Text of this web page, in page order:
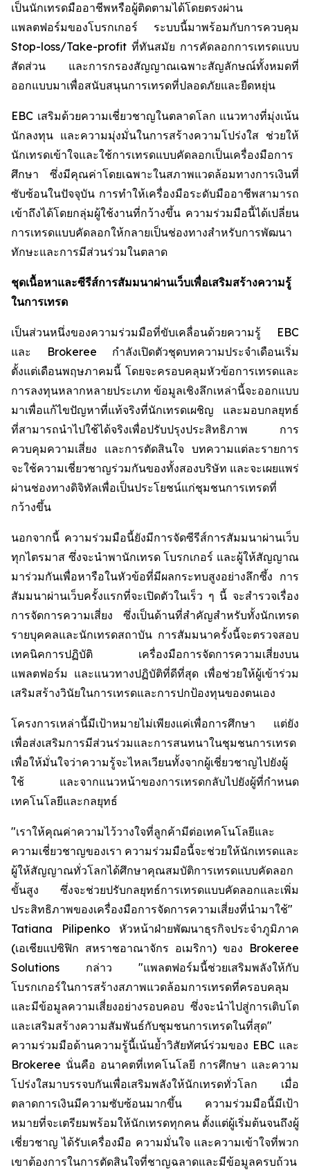
เป็นนักเทรดมืออาชีพหรือผู้ติดตามได้โดยตรงผ่าน
แพลตฟอร์มของโบรกเกอร์ ระบบนี้มาพร้อมกับการควบคุม
Stop-loss/Take-profit ที่ทันสมัย การคัดลอกการเทรดแบบ
สัดส่วน และการกรองสัญญาณเฉพาะสัญลักษณ์ทั้งหมดที่
ออกแบบมาเพื่อสนับสนุนการเทรดที่ปลอดภัยและยืดหยุ่น
EBC เสริมด้วยความเชี่ยวชาญในตลาดโลก แนวทางที่มุ่งเน้น
นักลงทุน และความมุ่งมั่นในการสร้างความโปร่งใส ช่วยให้
นักเทรดเข้าใจและใช้การเทรดแบบคัดลอกเป็นเครื่องมือการ
ศึกษา ซึ่งมีคุณค่าโดยเฉพาะในสภาพแวดล้อมทางการเงินที่
ซับซ้อนในปัจจุบัน การทำให้เครื่องมือระดับมืออาชีพสามารถ
เข้าถึงได้โดยกลุ่มผู้ใช้งานที่กว้างขึ้น ความร่วมมือนี้ได้เปลี่ยน
การเทรดแบบคัดลอกให้กลายเป็นช่องทางสำหรับการพัฒนา
ทักษะและการมีส่วนร่วมในตลาด
ชุดเนื้อหาและซีรีส์การสัมมนาผ่านเว็บเพื่อเสริมสร้างความรู้
ในการเทรด
เป็นส่วนหนึ่งของความร่วมมือที่ขับเคลื่อนด้วยความรู้ EBC
และ Brokeree กำลังเปิดตัวชุดบทความประจำเดือนเริ่ม
ตั้งแต่เดือนพฤษภาคมนี้ โดยจะครอบคลุมหัวข้อการเทรดและ
การลงทุนหลากหลายประเภท ข้อมูลเชิงลึกเหล่านี้จะออกแบบ
มาเพื่อแก้ไขปัญหาที่แท้จริงที่นักเทรดเผชิญ และมอบกลยุทธ์
ที่สามารถนำไปใช้ได้จริงเพื่อปรับปรุงประสิทธิภาพ การ
ควบคุมความเสี่ยง และการตัดสินใจ บทความแต่ละรายการ
จะใช้ความเชี่ยวชาญร่วมกันของทั้งสองบริษัท และจะเผยแพร่
ผ่านช่องทางดิจิทัลเพื่อเป็นประโยชน์แก่ชุมชนการเทรดที่
กว้างขึ้น
นอกจากนี้ ความร่วมมือนี้ยังมีการจัดซีรีส์การสัมมนาผ่านเว็บ
ทุกไตรมาส ซึ่งจะนำพานักเทรด โบรกเกอร์ และผู้ให้สัญญาณ
มาร่วมกันเพื่อหารือในหัวข้อที่มีผลกระทบสูงอย่างลึกซึ้ง การ
สัมมนาผ่านเว็บครั้งแรกที่จะเปิดตัวในเร็ว ๆ นี้ จะสำรวจเรื่อง
การจัดการความเสี่ยง ซึ่งเป็นด้านที่สำคัญสำหรับทั้งนักเทรด
รายบุคคลและนักเทรดสถาบัน การสัมมนาครั้งนี้จะตรวจสอบ
เทคนิคการปฏิบัติ เครื่องมือการจัดการความเสี่ยงบน
แพลตฟอร์ม และแนวทางปฏิบัติที่ดีที่สุด เพื่อช่วยให้ผู้เข้าร่วม
เสริมสร้างวินัยในการเทรดและการปกป้องทุนของตนเอง
โครงการเหล่านี้มีเป้าหมายไม่เพียงแค่เพื่อการศึกษา แต่ยัง
เพื่อส่งเสริมการมีส่วนร่วมและการสนทนาในชุมชนการเทรด
เพื่อให้มั่นใจว่าความรู้จะไหลเวียนทั้งจากผู้เชี่ยวชาญไปยังผู้
ใช้ และจากแนวหน้าของการเทรดกลับไปยังผู้ที่กำหนด
เทคโนโลยีและกลยุทธ์
"เราให้คุณค่าความไว้วางใจที่ลูกค้ามีต่อเทคโนโลยีและ
ความเชี่ยวชาญของเรา ความร่วมมือนี้จะช่วยให้นักเทรดและ
ผู้ให้สัญญาณทั่วโลกได้ศึกษาคุณสมบัติการเทรดแบบคัดลอก
ขั้นสูง ซึ่งจะช่วยปรับกลยุทธ์การเทรดแบบคัดลอกและเพิ่ม
ประสิทธิภาพของเครื่องมือการจัดการความเสี่ยงที่นำมาใช้"
Tatiana Pilipenko หัวหน้าฝ่ายพัฒนาธุรกิจประจำภูมิภาค
(เอเชียแปซิฟิก สหราชอาณาจักร อเมริกา) ของ Brokeree
Solutions กล่าว "แพลตฟอร์มนี้ช่วยเสริมพลังให้กับ
โบรกเกอร์ในการสร้างสภาพแวดล้อมการเทรดที่ครอบคลุม
และมีข้อมูลความเสี่ยงอย่างรอบคอบ ซึ่งจะนำไปสู่การเติบโต
และเสริมสร้างความสัมพันธ์กับชุมชนการเทรดในที่สุด"
ความร่วมมือด้านความรู้นี้เน้นย้ำวิสัยทัศน์ร่วมของ EBC และ
Brokeree นั่นคือ อนาคตที่เทคโนโลยี การศึกษา และความ
โปร่งใสมาบรรจบกันเพื่อเสริมพลังให้นักเทรดทั่วโลก เมื่อ
ตลาดการเงินมีความซับซ้อนมากขึ้น ความร่วมมือนี้มีเป้า
หมายที่จะเตรียมพร้อมให้นักเทรดทุกคน ตั้งแต่ผู้เริ่มต้นจนถึงผู้
เชี่ยวชาญ ได้รับเครื่องมือ ความมั่นใจ และความเข้าใจที่พวก
เขาต้องการในการตัดสินใจที่ชาญฉลาดและมีข้อมูลครบถ้วน